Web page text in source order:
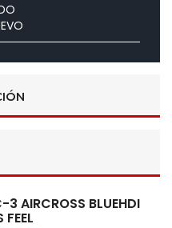
3 AIRCROSS BLUEHDI